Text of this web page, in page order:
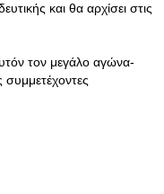
και θα αρχίσει στις
τον μεγάλο αγώνα-